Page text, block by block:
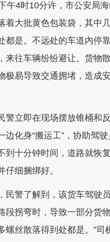
4时10分许，市公安局海
着大批黄色包装袋，其中
都是。不远处的车道内停
来往车辆纷纷避让。货物
极易导致交通拥堵，造成
立即在现场摆放锥桶和反
边化身“搬运工”，协助驾
到十分钟时间，道路就恢
仔细捆绑好。
警了解到，该货车驾驶员
段拐弯时，导致一部分货
螺丝散落得到处都是。”